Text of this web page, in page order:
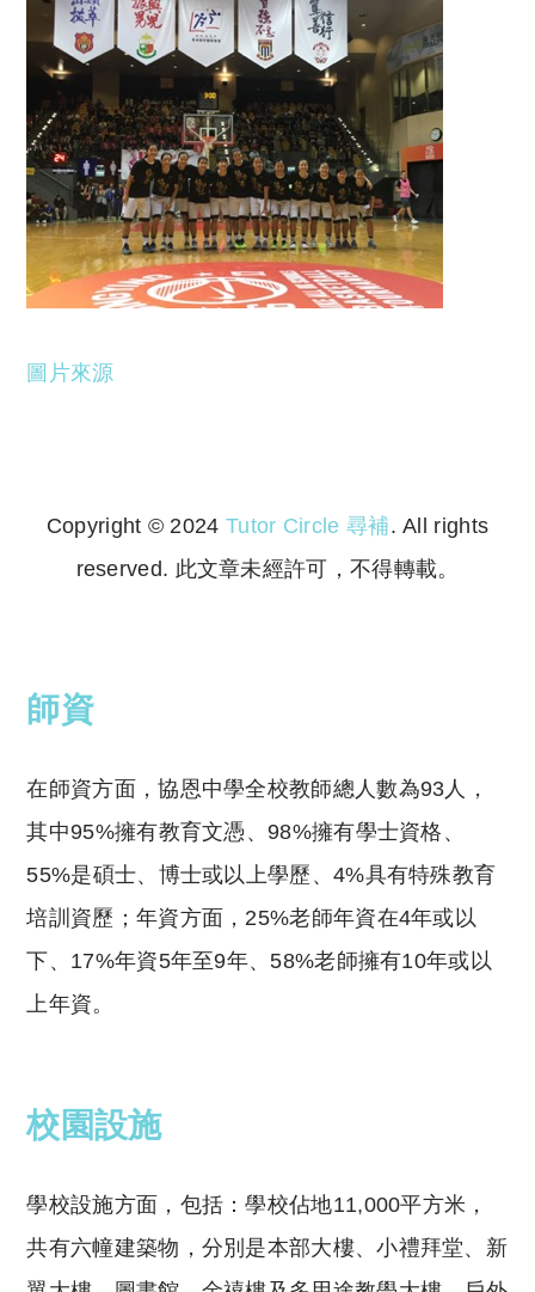
圖片來源
Copyright © 2024 Tutor Circle 尋補. All rights
reserved. 此文章未經許可，不得轉載。
師資
在師資方面，協恩中學全校教師總人數為93人，
其中95%擁有教育文憑、98%擁有學士資格、
55%是碩士、博士或以上學歷、4%具有特殊教育
培訓資歷；年資方面，25%老師年資在4年或以
下、17%年資5年至9年、58%老師擁有10年或以
上年資。
校園設施
學校設施方面，包括：學校佔地11,000平方米，
共有六幢建築物，分別是本部大樓、小禮拜堂、新